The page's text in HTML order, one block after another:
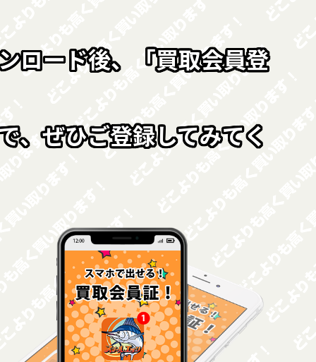
ロード後、「買取会員登
、ぜひご登録してみてく